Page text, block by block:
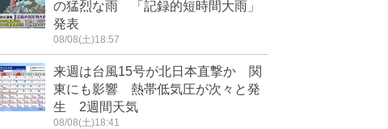
の猛烈な雨 「記録的短時間大雨」
発表
08/08(土)18:57
来週は台風15号が北日本直撃か 関
東にも影響 熱帯低気圧が次々と発
生 2週間天気
08/08(土)18:41